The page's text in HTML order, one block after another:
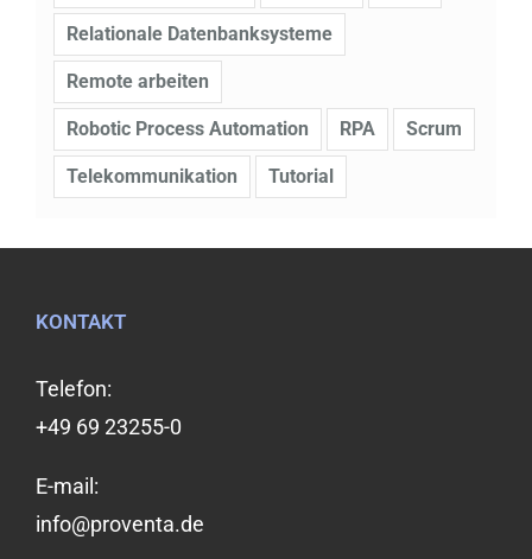
Relationale Datenbanksysteme
Remote arbeiten
Robotic Process Automation RPA Scrum
Telekommunikation Tutorial
KONTAKT
Telefon:
+49 69 23255-0
E-mail:
info@proventa.de